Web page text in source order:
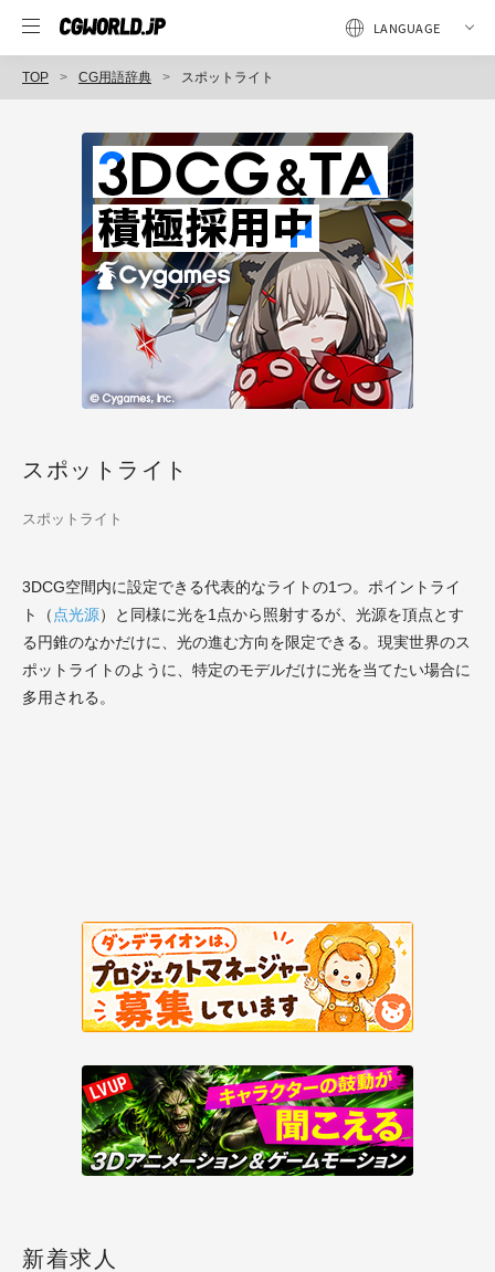
TOP CG用語辞典 スポットライト
スポットライト
スポットライト
3DCG空間内に設定できる代表的なライトの1つ。ポイントライ
ト（ 点光源）と同様に光を1点から照射するが、光源を頂点とす
る円錐のなかだけに、光の進む方向を限定できる。現実世界のス
ポットライトのように、特定のモデルだけに光を当てたい場合に
多用される。
新着求人